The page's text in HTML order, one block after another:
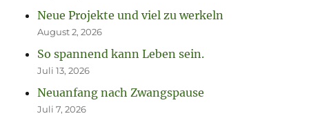
Neue Projekte und viel zu werkeln
August 2, 2026
So spannend kann Leben sein.
Juli 13, 2026
Neuanfang nach Zwangspause
Juli 7, 2026